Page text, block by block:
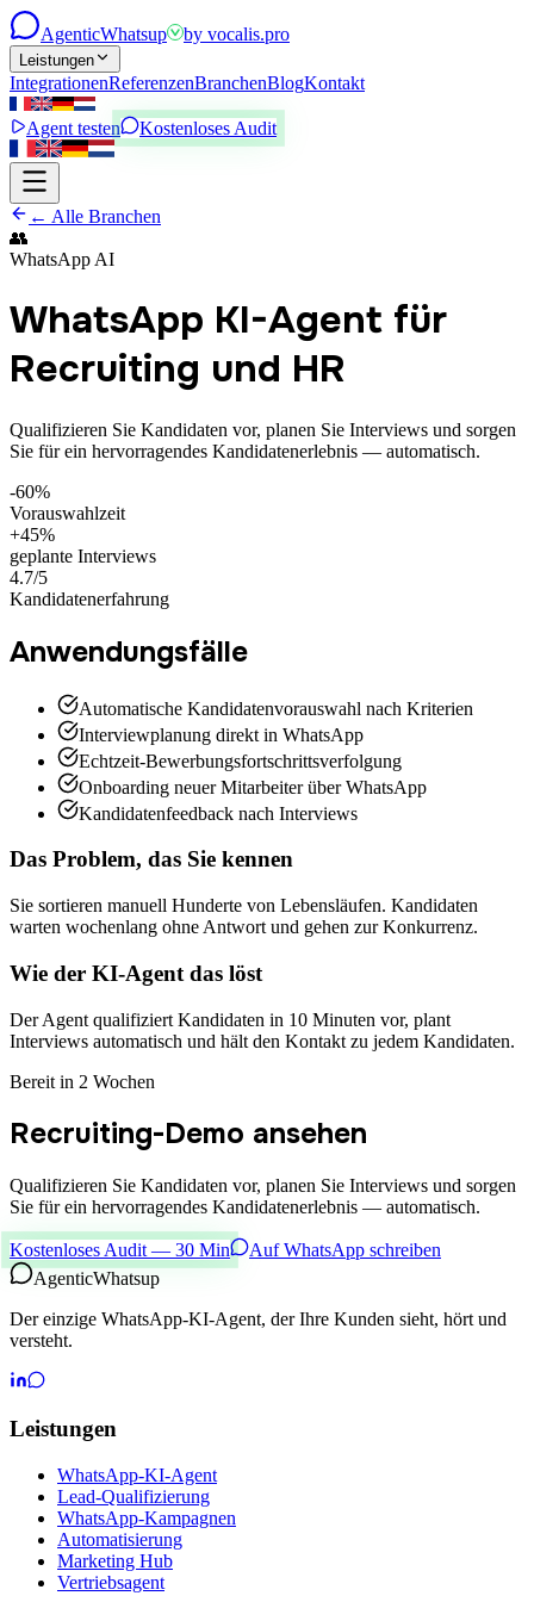
AgenticWhatsup by vocalis.pro
Leistungen
IntegrationenReferenzenBranchenBlogKontakt
Agent testen Kostenloses Audit
← Alle Branchen
👥
WhatsApp AI
WhatsApp KI-Agent für
Recruiting und HR
Qualifizieren Sie Kandidaten vor, planen Sie Interviews und sorgen
Sie für ein hervorragendes Kandidatenerlebnis — automatisch.
-60%
Vorauswahlzeit
+45%
geplante Interviews
4.7/5
Kandidatenerfahrung
Anwendungsfälle
Automatische Kandidatenvorauswahl nach Kriterien
Interviewplanung direkt in WhatsApp
Echtzeit-Bewerbungsfortschrittsverfolgung
Onboarding neuer Mitarbeiter über WhatsApp
Kandidatenfeedback nach Interviews
Das Problem, das Sie kennen
Sie sortieren manuell Hunderte von Lebensläufen. Kandidaten
warten wochenlang ohne Antwort und gehen zur Konkurrenz.
Wie der KI-Agent das löst
Der Agent qualifiziert Kandidaten in 10 Minuten vor, plant
Interviews automatisch und hält den Kontakt zu jedem Kandidaten.
Bereit in 2 Wochen
Recruiting-Demo ansehen
Qualifizieren Sie Kandidaten vor, planen Sie Interviews und sorgen
Sie für ein hervorragendes Kandidatenerlebnis — automatisch.
Kostenloses Audit — 30 Min
Auf WhatsApp schreiben
AgenticWhatsup
Der einzige WhatsApp-KI-Agent, der Ihre Kunden sieht, hört und
versteht.
Leistungen
WhatsApp-KI-Agent
Lead-Qualifizierung
WhatsApp-Kampagnen
Automatisierung
Marketing Hub
Vertriebsagent